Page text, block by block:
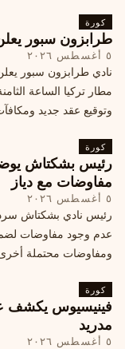
كورة
طرابزون سبور
٥ أغسطس ٢٠٢٦
نادي طرابزون سبور
مطار تركيا الساعة
وتوقيع عقد جديد
كورة
رئيس بشكتاش
مفاوضات مع دياز
٥ أغسطس ٢٠٢٦
رئيس نادي بشكتاش
عدم وجود مفاوضات
ومفاوضات محتملة
كورة
فينيسيوس يكشف
مدريد
٥ أغسطس ٢٠٢٦